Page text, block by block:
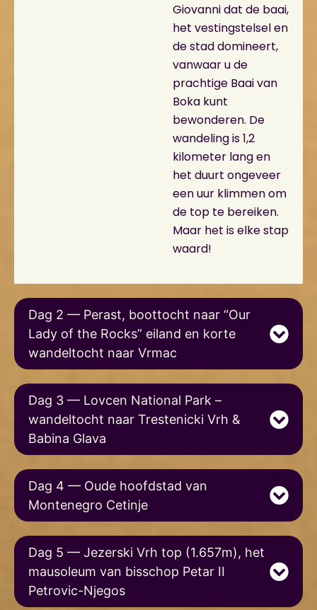
Giovanni dat de baai,
het vestingstelsel en
de stad domineert,
vanwaar u de
prachtige Baai van
Boka kunt
bewonderen. De
wandeling is 1,2
kilometer lang en
het duurt ongeveer
een uur klimmen om
de top te bereiken.
Maar het is elke stap
waard!
Dag 2 — Perast, boottocht naar “Our
Lady of the Rocks” eiland en korte
wandeltocht naar Vrmac
Dag 3 — Lovcen National Park –
wandeltocht naar Trestenicki Vrh &
Babina Glava
Dag 4 — Oude hoofdstad van
Montenegro Cetinje
Dag 5 — Jezerski Vrh top (1.657m), het
mausoleum van bisschop Petar II
Petrovic-Njegos